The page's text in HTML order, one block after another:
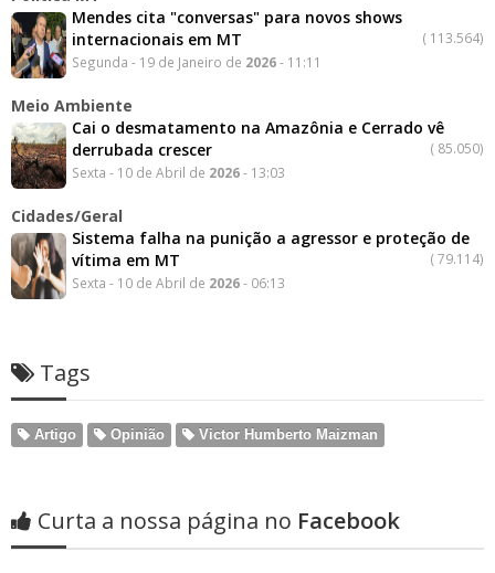
Mendes cita "conversas" para novos shows
internacionais em MT
( 113.564)
Segunda - 19 de Janeiro de 2026- 11:11
Meio Ambiente
Cai o desmatamento na Amazônia e Cerrado vê
derrubada crescer
( 85.050)
Sexta - 10 de Abril de 2026- 13:03
Cidades/Geral
Sistema falha na punição a agressor e proteção de
vítima em MT
(79.114)
Sexta - 10 de Abril de 2026- 06:13
Tags
Artigo Opinião Victor Humberto Maizman
Curta a nossa página no Facebook